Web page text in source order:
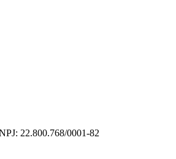
22.800.768/0001-82